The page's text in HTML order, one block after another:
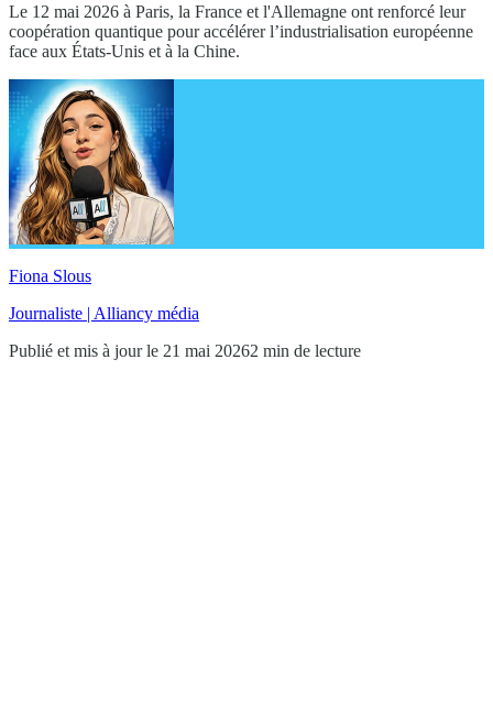
Le 12 mai 2026 à Paris, la France et l'Allemagne ont renforcé leur
coopération quantique pour accélérer l’industrialisation européenne
face aux États-Unis et à la Chine.
Fiona Slous
Journaliste | Alliancy média
Publié et mis à jour le 21 mai 20262 min de lecture